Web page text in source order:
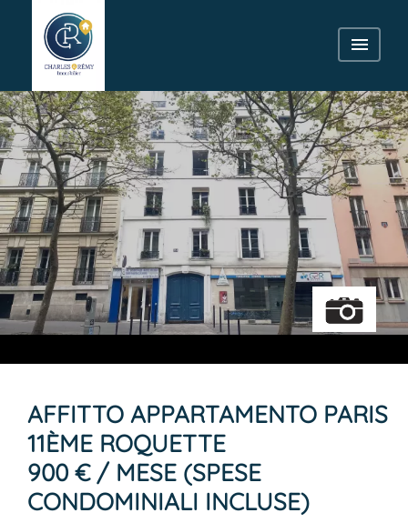
AFFITTO APPARTAMENTO PARIS
11ÈME ROQUETTE
900 € / MESE (SPESE
CONDOMINIALI INCLUSE)